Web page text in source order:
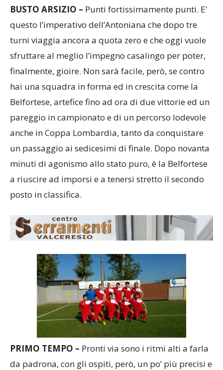
BUSTO ARSIZIO – Punti fortissimamente punti. E’
questo l’imperativo dell’Antoniana che dopo tre
turni viaggia ancora a quota zero e che oggi vuole
sfruttare al meglio l’impegno casalingo per poter,
finalmente, gioire. Non sarà facile, però, se contro
hai una squadra in forma ed in crescita come la
Belfortese, artefice fino ad ora di due vittorie ed un
pareggio in campionato e di un percorso lodevole
anche in Coppa Lombardia, tanto da conquistare
un passaggio ai sedicesimi di finale. Dopo novanta
minuti di agonismo allo stato puro, è la Belfortese
a riuscire ad imporsi e a tenersi stretto il secondo
posto in classifica.
PRIMO TEMPO – Pronti via sono i ritmi alti a farla
da padrona, con gli ospiti, però, un po’ più precisi e